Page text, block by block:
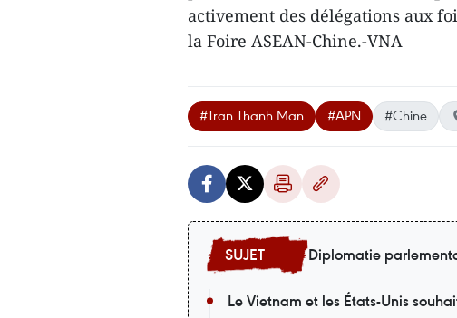
activement des délégations aux
la Foire ASEAN-Chine.-VNA
#Tran Thanh Man #APN #Chine
Diplomatie
Le Vietnam et les États-Unis